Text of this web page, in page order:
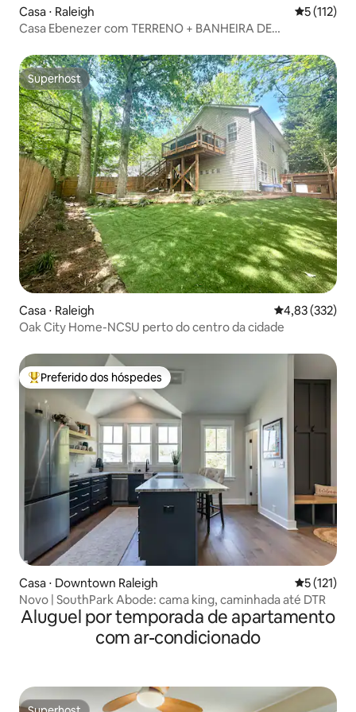
Casa ⋅ Raleigh 5 de uma
5 (112)
Casa Ebenezer com TERRENO + BANHEIRA DE
Superhost
Superhost
Casa ⋅ Raleigh 4,83 de uma
4,83 (332)
Oak City Home-NCSU perto do centro da cidade
Entre os melhores preferidos dos hóspedes
Preferido dos hóspedes
Casa ⋅ Downtown Raleigh 5 de uma
5 (121)
Novo | SouthPark Abode: cama king, caminhada até DTR
Aluguel por temporada de apartamento
com ar-condicionado